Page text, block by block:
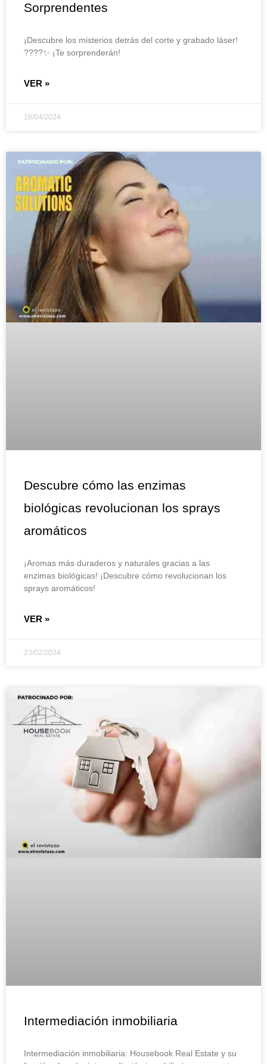
Sorprendentes
¡Descubre los misterios detrás del corte y grabado láser!
????✨ ¡Te sorprenderán!
VER »
16/04/2024
Descubre cómo las enzimas
biológicas revolucionan los sprays
aromáticos
¡Aromas más duraderos y naturales gracias a las
enzimas biológicas! ¡Descubre cómo revolucionan los
sprays aromáticos!
VER »
23/02/2024
Intermediación inmobiliaria
Intermediación inmobiliaria: Housebook Real Estate y su